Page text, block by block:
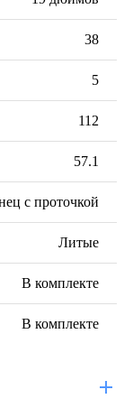
38
5
112
57.1
с проточкой
Литые
В комплекте
В комплекте